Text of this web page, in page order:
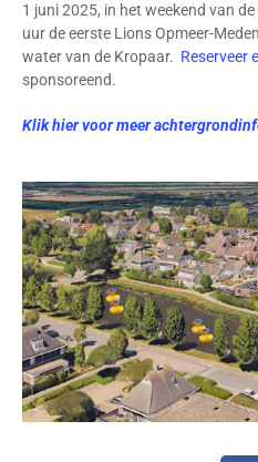
1 juni 2025, in het weekend van
uur de eerste Lions Opmeer-
water van de Kropaar. Reserveer
sponsoreend.
Klik hier voor meer